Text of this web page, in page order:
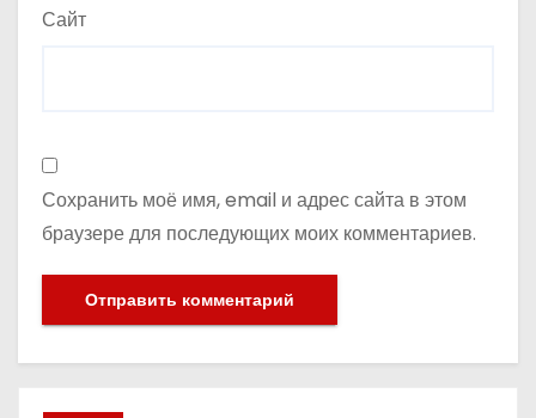
Сайт
Сохранить моё имя, email и адрес сайта в этом
браузере для последующих моих комментариев.